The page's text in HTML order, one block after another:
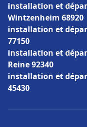
installation et
Wintzenheim 68920
installation et
77150
installation et
Reine 92340
installation et
45430